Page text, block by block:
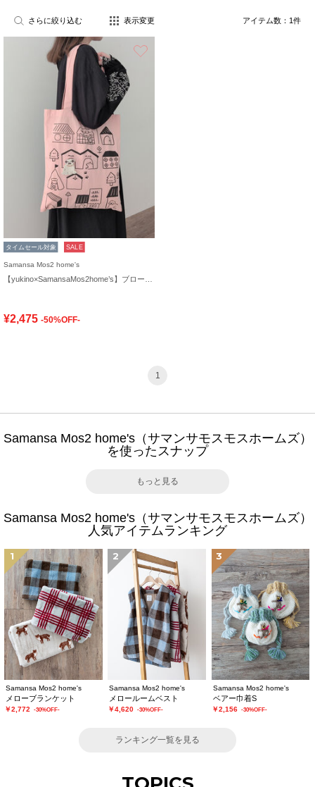
さらに絞り込む 表示変更 アイテム数： 1件
タイムセール対象 SALE
Samansa Mos2 home's
¥2,475 -50%OFF-
1
Samansa Mos2 home's（サマンサモスモスホームズ）
を使ったスナップ
もっと見る
Samansa Mos2 home's（サマンサモスモスホームズ）
人気アイテムランキング
1
Samansa Mos2 home's
メローブランケット
￥2,772 -30%OFF-
2
Samansa Mos2 home's
メロールームベスト
￥4,620 -30%OFF-
3
Samansa Mos2 home's
ベアー巾着S
￥2,156 -30%OFF-
ランキング一覧を見る